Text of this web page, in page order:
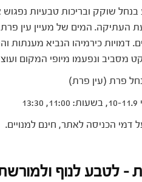
שוקק ובריכות טבעיות נפגוש
העתיקה. המים של מעיין עין פרת
דמויות כירמיהו הנביא מענתות
מסביב ונפעמו מיופי המקום
פרת (עין פרת)
דמי הכניסה לאתר, חינם למנויים.
– לטבע לנוף